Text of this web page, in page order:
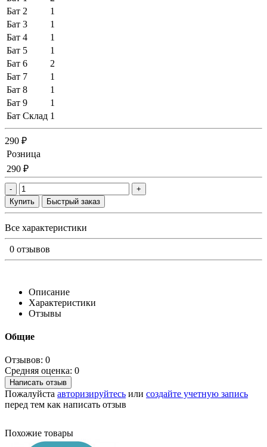
Бат 2
1
Бат 3
1
Бат 4
1
Бат 5
1
Бат 6
2
Бат 7
1
Бат 8
1
Бат 9
1
Бат Склад 1
290 ₽
Розница
290 ₽
-
+
Купить
Быстрый заказ
Все характеристики
0 отзывов
Описание
Характеристики
Отзывы
Общие
Отзывов: 0
Средняя оценка: 0
Написать отзыв
Пожалуйста авторизируйтесь или создайте учетную запись
перед тем как написать отзыв
Похожие товары